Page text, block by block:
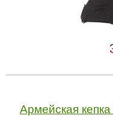
Армейская